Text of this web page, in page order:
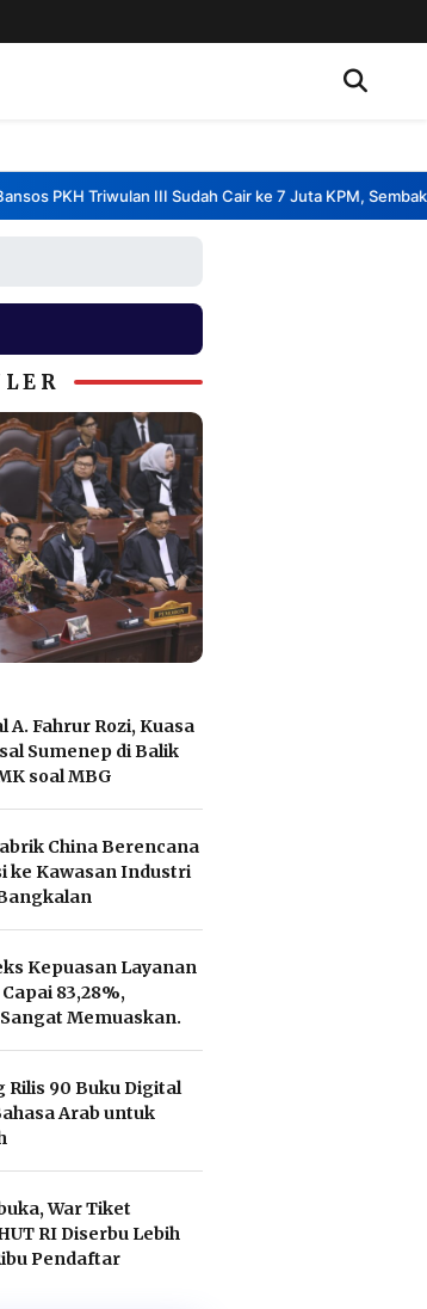
PKH Triwulan III Sudah Cair ke 7 Juta KPM, Sembako
A. Fahrur Rozi, Kuasa
Sumenep di Balik
soal MBG
China Berencana
ke Kawasan Industri
Kepuasan Layanan
83,28%,
Memuaskan.
Rilis 90 Buku Digital
Arab untuk
War Tiket
RI Diserbu Lebih
Pendaftar